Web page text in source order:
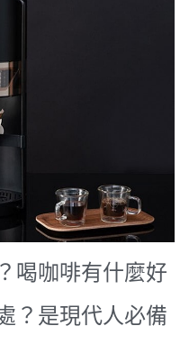
喝咖啡有什麼好
？是現代人必備